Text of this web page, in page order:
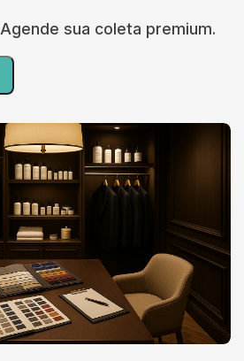
Agende sua coleta premium.